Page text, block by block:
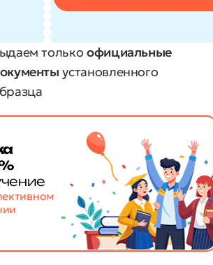
только официальные
установленного